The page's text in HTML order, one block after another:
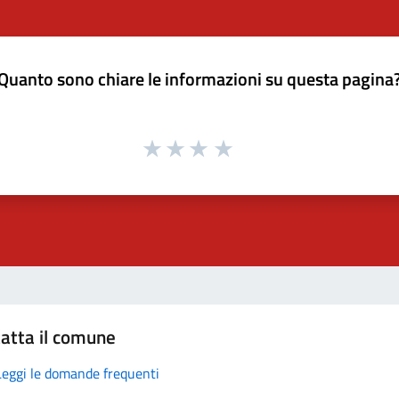
sono chiare le informazioni su questa
il comune
le domande frequenti